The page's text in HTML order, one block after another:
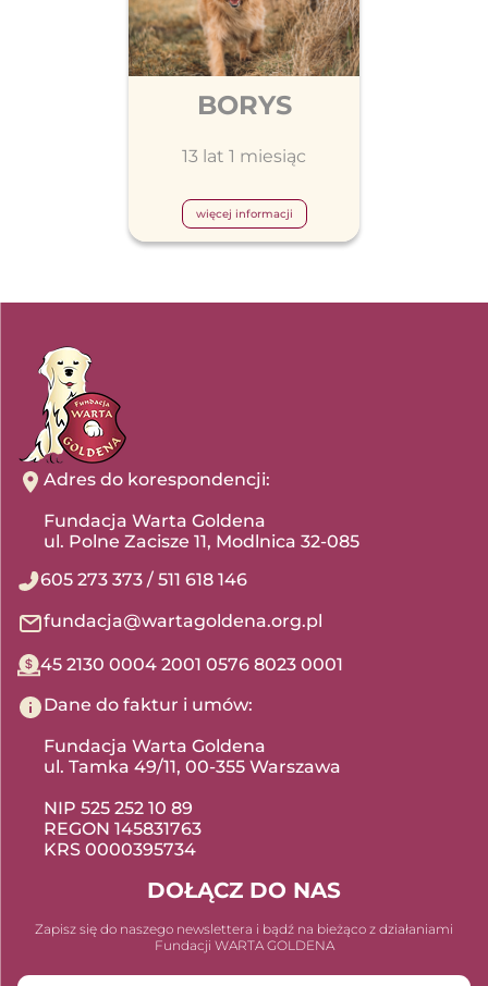
BORYS
13 lat 1 miesiąc
więcej informacji
Adres do korespondencji:
Fundacja Warta Goldena
ul. Polne Zacisze 11, Modlnica 32-085
605 273 373 / 511 618 146
fundacja@wartagoldena.org.pl
45 2130 0004 2001 0576 8023 0001
Dane do faktur i umów:
Fundacja Warta Goldena
ul. Tamka 49/11, 00-355 Warszawa
NIP 525 252 10 89
REGON 145831763
KRS 0000395734
DOŁĄCZ DO NAS
Zapisz się do naszego newslettera i bądź na bieżąco z działaniami
Fundacji WARTA GOLDENA